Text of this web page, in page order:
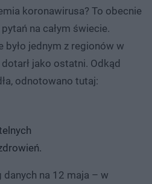
koronawirusa? To obecnie
na całym świecie.
jednym z regionów w
jako ostatni. Odkąd
odnotowano tutaj:
danych na 12 maja – w